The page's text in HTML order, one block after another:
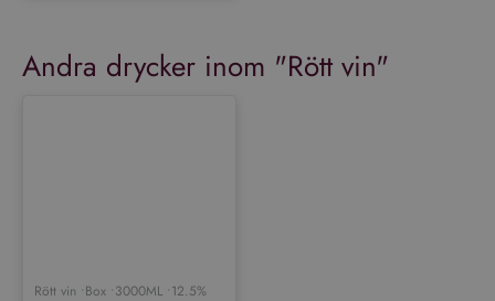
Andra drycker inom "Rött vin"
Rött vin •Box •3000ML •12.5%
Googles mer vanliga
analystjänst. Denna cookie